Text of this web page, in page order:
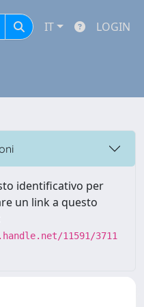
IT LOGIN
identificativo per
un link a questo
11591/3711